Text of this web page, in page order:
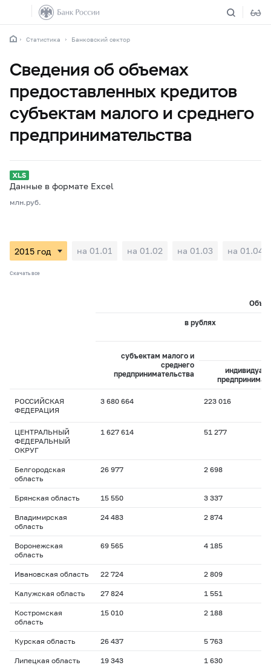
Статистика Банковский сектор
Сведения об объемах
предоставленных кредитов
субъектам малого и среднего
предпринимательства
Данные в формате Excel
млн.руб.
на 01.01 на 01.02 на 01.03 на 01.04
Скачать все
в рублях
субъектам малого и
среднего
предпринимательства
РОССИЙСКАЯ
ФЕДЕРАЦИЯ
3 680 664 223 016
ЦЕНТРАЛЬНЫЙ
ФЕДЕРАЛЬНЫЙ
ОКРУГ
1 627 614 51 277
Белгородская
область
26 977 2 698
Брянская область 15 550 3 337
Владимирская
область
24 483 2 874
Воронежская
область
69 565 4 185
Ивановская область 22 724 2 809
Калужская область 27 824 1 551
Костромская
область
15 010 2 188
Курская область 26 437 5 763
Липецкая область 19 343 1 630